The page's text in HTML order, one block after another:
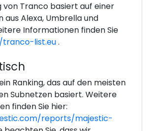
von Tranco basiert auf einer
aus Alexa, Umbrella und
Informationen finden Sie
list.eu.
Ranking, das auf den meisten
Subnetzen basiert. Weitere
finden Sie hier:
reports/majestic-